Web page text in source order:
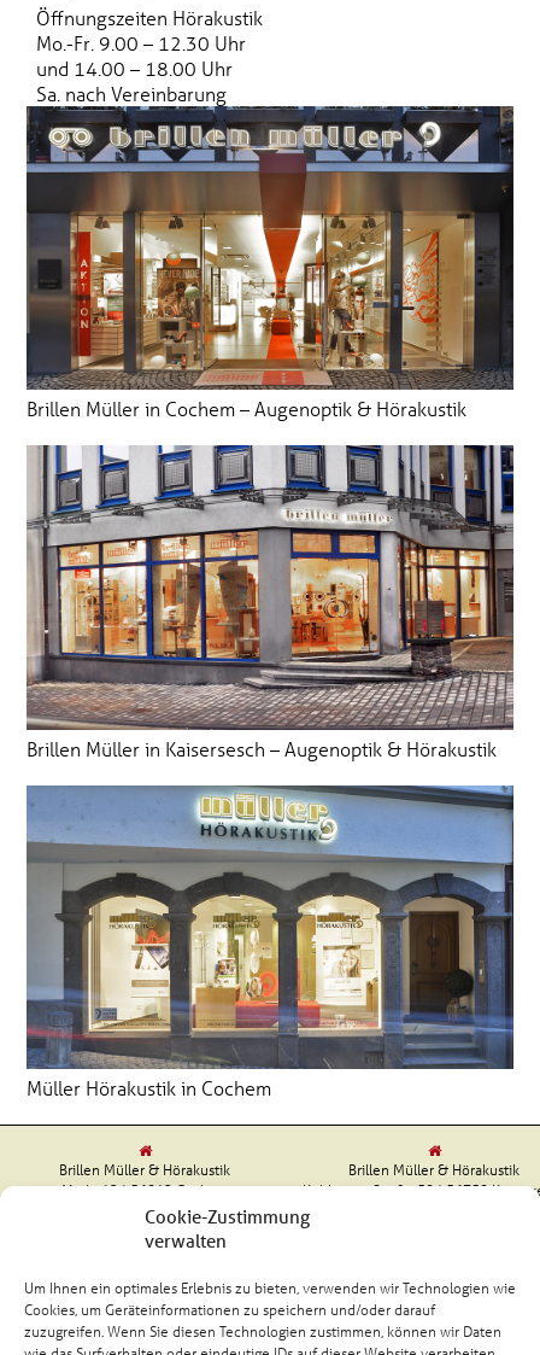
Cookie-Zustimmung
verwalten
Um Ihnen ein optimales Erlebnis zu bieten, verwenden wir Technologien wie
Cookies, um Geräteinformationen zu speichern und/oder darauf
zuzugreifen. Wenn Sie diesen Technologien zustimmen, können wir Daten
Öffnungszeiten Hörakustik
Mo.-Fr. 9.00 – 12.30 Uhr
und 14.00 – 18.00 Uhr
Sa. nach Vereinbarung
Brillen Müller in Cochem – Augenoptik & Hörakustik
Brillen Müller in Kaisersesch – Augenoptik & Hörakustik
Müller Hörakustik in Cochem
Brillen Müller & Hörakustik
Markt 12 | 56812 Cochem
Tel. (02671) 98750
Brillen Müller & Hörakustik
Koblenzer Straße 58 | 56759
Kundenbewertungen und Erfahrungen zu
Brillen Müller GmbH & Co.KG